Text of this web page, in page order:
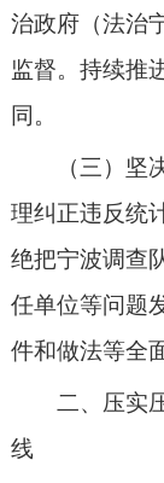
治政府（法治
监督。持续推
同。
（三）坚决
理纠正违反统
绝把宁波调查
任单位等问题
件和做法等全
二、压实
线